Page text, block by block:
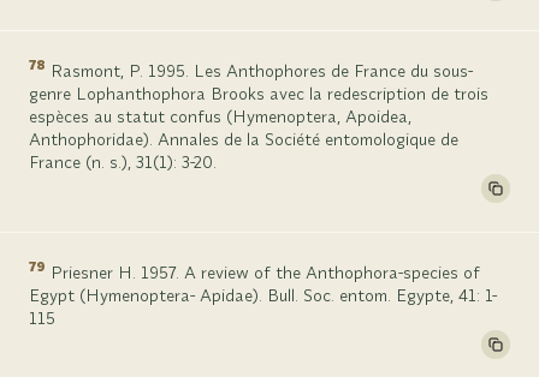
78 Rasmont, P. 1995. Les Anthophores de France du sous-
genre Lophanthophora Brooks avec la redescription de trois
espèces au statut confus (Hymenoptera, Apoidea,
Anthophoridae). Annales de la Société entomologique de
France (n. s.), 31(1): 3-20.
79 Priesner H. 1957. A review of the Anthophora-species of
Egypt (Hymenoptera- Apidae). Bull. Soc. entom. Egypte, 41: 1-
115